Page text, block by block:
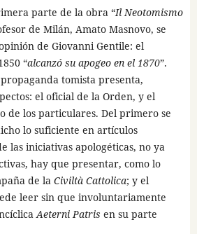
parte de la obra “Il Neotomismo
de Milán, Amato Masnovo, se
de Giovanni Gentile: el
“alcanzó su apogeo en el 1870”.
tomista presenta,
el oficial de la Orden, y el
de los particulares. Del primero se
lo suficiente en artículos
las iniciativas apologéticas, no ya
hay que presentar, como lo
de la Civiltà Cattolica; y el
leer sin que involuntariamente
Aeterni Patris en su parte